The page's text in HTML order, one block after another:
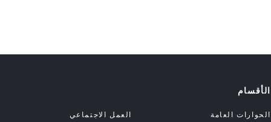
الأقسام
الحوارات العامة
العمل الاجتماعي